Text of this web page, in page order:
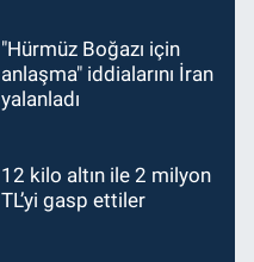
"Hürmüz Boğazı için
anlaşma" iddialarını İran
yalanladı
12 kilo altın ile 2 milyon
TL’yi gasp ettiler